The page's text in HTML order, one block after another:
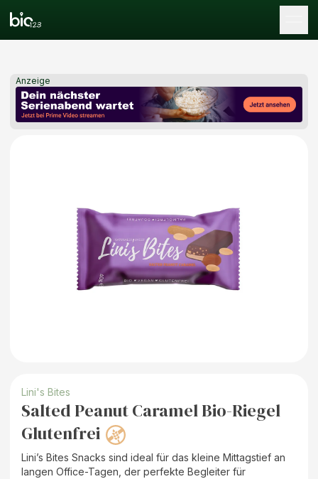
Anzeige
Lini's Bites
Salted Peanut Caramel Bio-Riegel
Glutenfrei
Lini’s Bites Snacks sind ideal für das kleine Mittagstief an
langen Office-Tagen, der perfekte Begleiter für